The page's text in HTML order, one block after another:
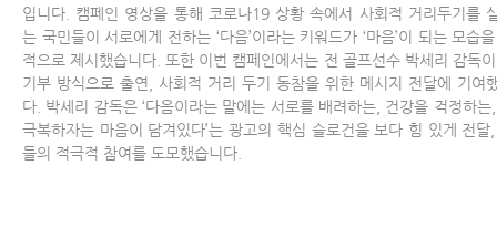
입니다. 캠페인 영상을 통해 코로나19 상황 속에서 사회적 거리두기를
는 국민들이 서로에게 전하는 ‘다음’이라는 키워드가 ‘마음’이 되는 모습
적으로 제시했습니다. 또한 이번 캠페인에서는 전 골프선수 박세리 감독
기부 방식으로 출연, 사회적 거리 두기 동참을 위한 메시지 전달에 기여
다. 박세리 감독은 ‘다음이라는 말에는 서로를 배려하는, 건강을 걱정하는
극복하자는 마음이 담겨있다’는 광고의 핵심 슬로건을 보다 힘 있게 전달
들의 적극적 참여를 도모했습니다.